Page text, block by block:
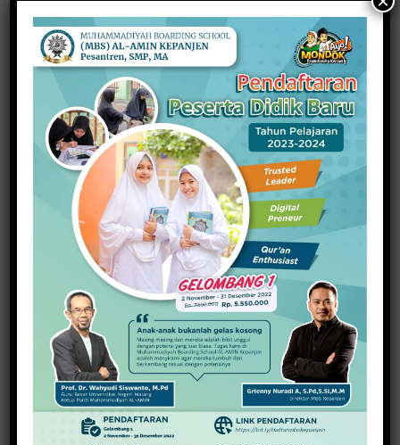
Tekankan Teladan dan Penguatan Karakter pada
Guru PPPK
19 Oktober 2023
PREVIOUS ARTICLE
Dindik Ajukan Rp 35
Miliar, Siswa SD-SMP
Diusulkan Bantuan
Seragam
NEXT ARTICLE
Majukan Pariwisata, Latih
Pelaku dan Targetkan 100
Desa Wisata